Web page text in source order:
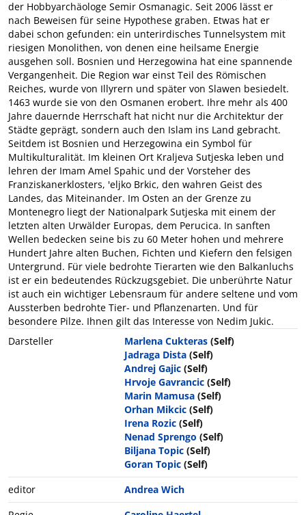
der Hobbyarchäologe Semir Osmanagic. Seit 2006 lässt er
nach Beweisen für seine Hypothese graben. Etwas hat er
dabei schon gefunden: ein unterirdisches Tunnelsystem mit
riesigen Monolithen, von denen eine heilsame Energie
ausgehen soll. Bosnien und Herzegowina hat eine spannende
Vergangenheit. Die Region war einst Teil des Römischen
Reiches, wurde von Illyrern und später von Slawen besiedelt.
1463 wurde sie von den Osmanen erobert. Ihre mehr als 400
Jahre dauernde Herrschaft hat nicht nur die Architektur der
Städte geprägt, sondern auch den Islam ins Land gebracht.
Seitdem ist Bosnien und Herzegowina ein Symbol für
Multikulturalität. Im kleinen Ort Kraljeva Sutjeska leben und
lehren der Imam Amel Spahic und der Vorsteher des
Franziskanerklosters, 'eljko Brkic, den wahren Geist des
Landes, das Miteinander. Im Osten an der Grenze zu
Montenegro liegt der Nationalpark Sutjeska mit einem der
letzten alten Urwälder Europas, dem Perucica. In sanften
Wellen bedecken seine bis zu 60 Meter hohen und mehrere
Hundert Jahre alten Buchen, Fichten und Kiefern den felsigen
Untergrund. Für viele bedrohte Tierarten wie den Balkanluchs
ist er ein bedeutendes Rückzugsgebiet. Die unberührte Natur
ist auch ein wichtiger Lebensraum für andere seltene und vom
Aussterben bedrohte Tier- und Pflanzenarten. Und für
besondere Pilze. Ihnen gilt das Interesse von Nedim Jukic.
Darsteller
Marlena Cukteras (Self)
Jadraga Dista (Self)
Andrej Gajic (Self)
Hrvoje Gavrancic (Self)
Marin Mamusa (Self)
Orhan Mikcic (Self)
Irena Rozic (Self)
Nenad Sprengo (Self)
Biljana Topic (Self)
Goran Topic (Self)
editor
Andrea Wich